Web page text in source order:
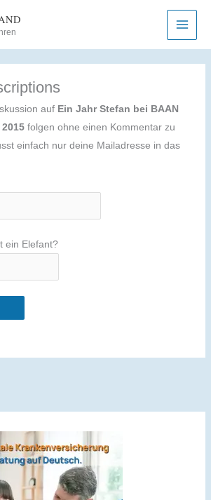
auf Ein Jahr Stefan bei BAAN
folgen ohne einen Kommentar zu
einfach nur deine Mailadresse in das
ein Elefant?